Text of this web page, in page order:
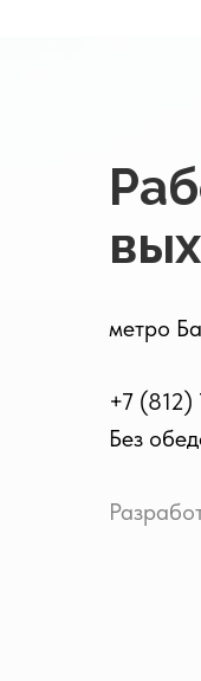
метро
+7
Без